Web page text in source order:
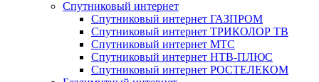
Спутниковый интернет
Спутниковый интернет ГАЗПРОМ
Спутниковый интернет ТРИКОЛОР ТВ
Спутниковый интернет МТС
Спутниковый интернет НТВ-ПЛЮС
Спутниковый интернет РОСТЕЛЕКОМ